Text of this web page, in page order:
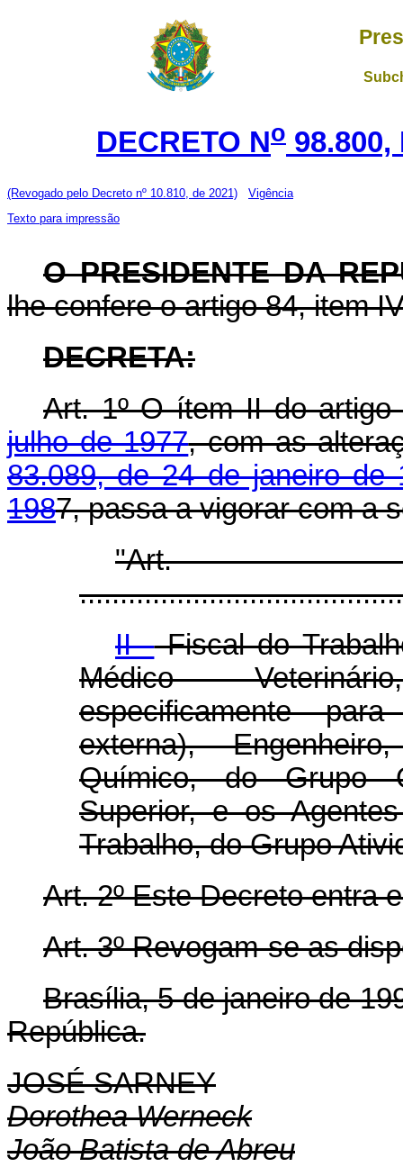
DECRETO No 98.800,
(Revogado pelo Decreto nº 10.810, de 2021)
Vigência
Texto para impressão
O PRESIDENTE DA
lhe confere o artigo 84, item
DECRETA:
Art. 1º O ítem II do
julho de 1977, com as
83.089, de 24 de janeiro de
1987, passa a vigorar com a
II -Fiscal do
Médico
especificamente
externa),
Químico, do Grupo
Superior, e os
Trabalho, do Grupo
Art. 2º Este Decreto entra
Art. 3º Revogam-se as
Brasília, 5 de janeiro de
República.
JOSÉ SARNEY
Dorothea Werneck
João Batista de Abreu